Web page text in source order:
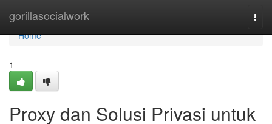
gorillasocialwork
Home
Home
1
Proxy dan Solusi Privasi untuk